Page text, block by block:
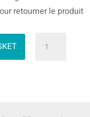
retourner le produit